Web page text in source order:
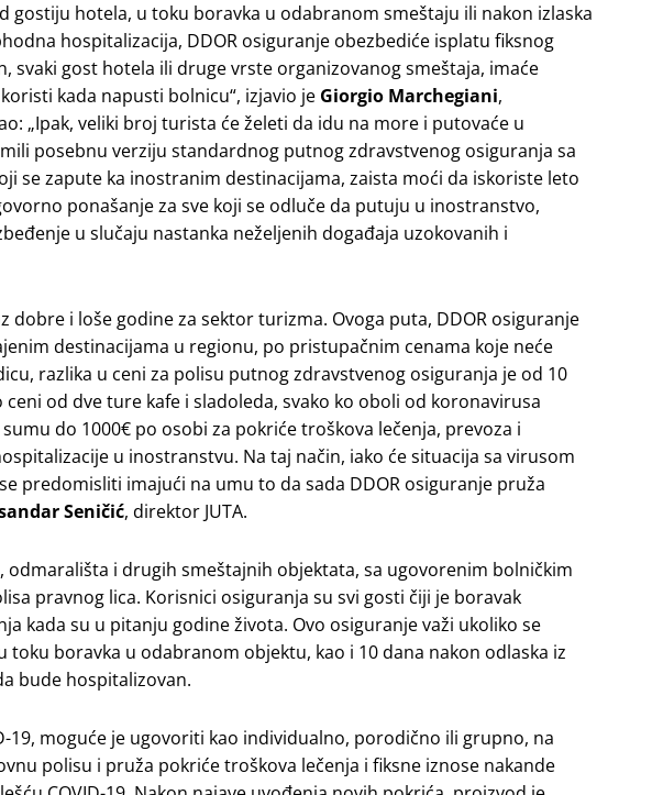
gostiju hotela, u toku boravka u odabranom smeštaju ili nakon izlaska
hospitalizacija, DDOR osiguranje obezbediće isplatu fiksnog
svaki gost hotela ili druge vrste organizovanog smeštaja, imaće
kada napusti bolnicu“, izjavio je Giorgio Marchegiani,
„Ipak, veliki broj turista će želeti da idu na more i putovaće u
posebnu verziju standardnog putnog zdravstvenog osiguranja sa
se zapute ka inostranim destinacijama, zaista moći da iskoriste leto
ponašanje za sve koji se odluče da putuju u inostranstvo,
u slučaju nastanka neželjenih događaja uzokovanih i
dobre i loše godine za sektor turizma. Ovoga puta, DDOR osiguranje
destinacijama u regionu, po pristupačnim cenama koje neće
razlika u ceni za polisu putnog zdravstvenog osiguranja je od 10
od dve ture kafe i sladoleda, svako ko oboli od koronavirusa
do 1000€ po osobi za pokriće troškova lečenja, prevoza i
u inostranstvu. Na taj način, iako će situacija sa virusom
predomisliti imajući na umu to da sada DDOR osiguranje pruža
Seničić, direktor JUTA.
odmarališta i drugih smeštajnih objektata, sa ugovorenim bolničkim
pravnog lica. Korisnici osiguranja su svi gosti čiji je boravak
kada su u pitanju godine života. Ovo osiguranje važi ukoliko se
toku boravka u odabranom objektu, kao i 10 dana nakon odlaska iz
bude hospitalizovan.
19, moguće je ugovoriti kao individualno, porodično ili grupno, na
polisu i pruža pokriće troškova lečenja i fiksne iznose nakande